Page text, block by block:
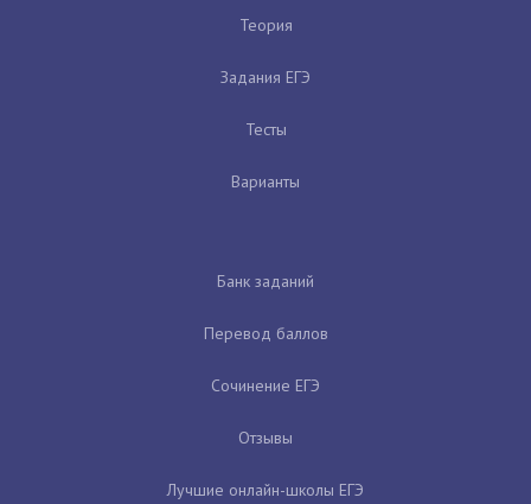
Теория
Задания ЕГЭ
Тесты
Варианты
Банк заданий
Перевод баллов
Сочинение ЕГЭ
Отзывы
Лучшие онлайн-школы ЕГЭ